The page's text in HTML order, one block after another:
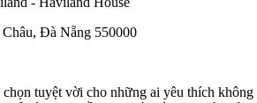
Đà Nẵng 550000
tuyệt vời cho những ai yêu thích